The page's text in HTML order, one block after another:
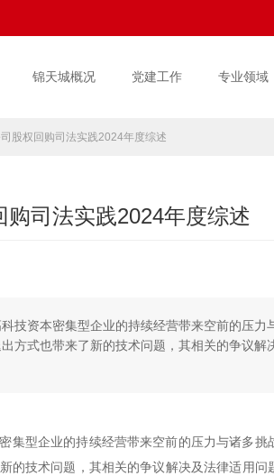
锦天城概况 党建工作 专业领域
股权回购司法实践2024年度综述
司法实践2024年度综述
技资本密集型企业的持续经营带来空前的压
方式也带来了新的技术问题，其相关的争议解
集型企业的持续经营带来空前的压力与诸多
的技术问题，其相关的争议解决及法律适用